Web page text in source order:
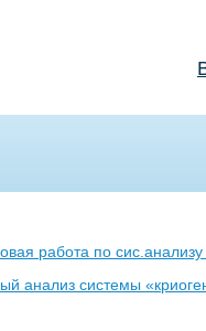
работа по
анализ системы